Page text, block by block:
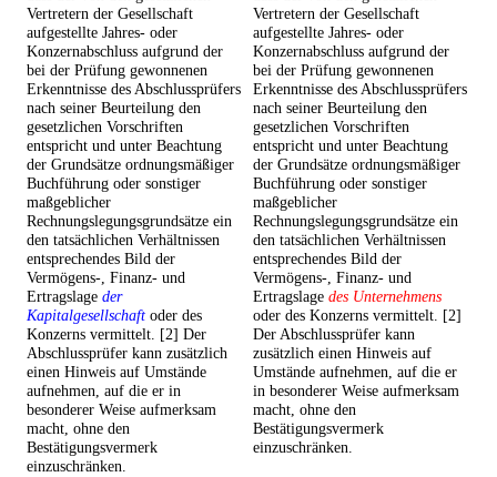
Vertretern der Gesellschaft
aufgestellte Jahres- oder
Konzernabschluss aufgrund der
bei der Prüfung gewonnenen
Erkenntnisse des Abschlussprüfers
nach seiner Beurteilung den
gesetzlichen Vorschriften
entspricht und unter Beachtung
der Grundsätze ordnungsmäßiger
Buchführung oder sonstiger
maßgeblicher
Rechnungslegungsgrundsätze ein
den tatsächlichen Verhältnissen
entsprechendes Bild der
Vermögens-, Finanz- und
Ertragslage der
Kapitalgesellschaft oder des
Konzerns vermittelt. [2] Der
Abschlussprüfer kann zusätzlich
einen Hinweis auf Umstände
aufnehmen, auf die er in
besonderer Weise aufmerksam
macht, ohne den
Bestätigungsvermerk
einzuschränken.
Vertretern der Gesellschaft
aufgestellte Jahres- oder
Konzernabschluss aufgrund der
bei der Prüfung gewonnenen
Erkenntnisse des Abschlussprüfers
nach seiner Beurteilung den
gesetzlichen Vorschriften
entspricht und unter Beachtung
der Grundsätze ordnungsmäßiger
Buchführung oder sonstiger
maßgeblicher
Rechnungslegungsgrundsätze ein
den tatsächlichen Verhältnissen
entsprechendes Bild der
Vermögens-, Finanz- und
Ertragslage des Unternehmens
oder des Konzerns vermittelt. [2]
Der Abschlussprüfer kann
zusätzlich einen Hinweis auf
Umstände aufnehmen, auf die er
in besonderer Weise aufmerksam
macht, ohne den
Bestätigungsvermerk
einzuschränken.